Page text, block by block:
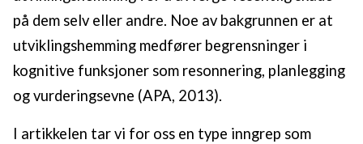
på dem selv eller andre. Noe av bakgrunnen er at
utviklingshemming medfører begrensninger i
kognitive funksjoner som resonnering, planlegging
og vurderingsevne (APA, 2013).
I artikkelen tar vi for oss en type inngrep som